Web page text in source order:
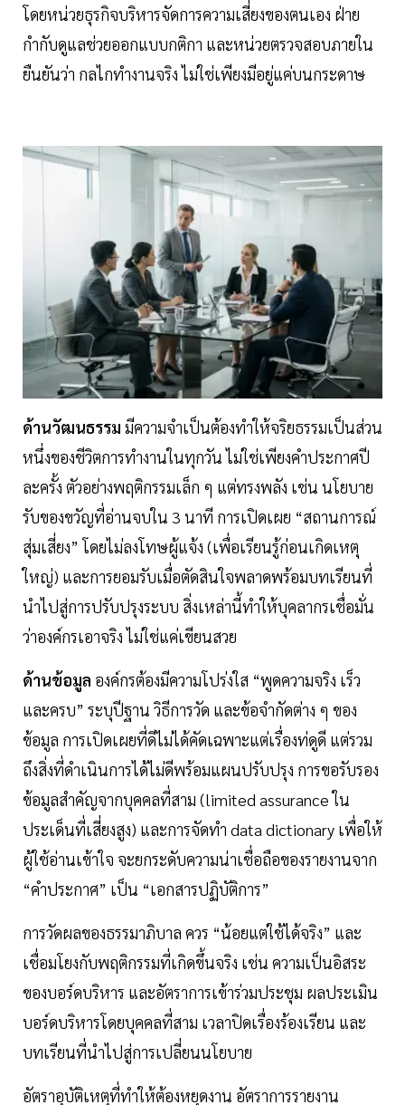
โดยหน่วยธุรกิจบริหารจัดการความเสี่ยงของตนเอง ฝ่าย
กำกับดูแลช่วยออกแบบกติกา และหน่วยตรวจสอบภายใน
ยืนยันว่า กลไกทำงานจริง ไม่ใช่เพียงมีอยู่แค่บนกระดาษ
ด้านวัฒนธรรม มีความจำเป็นต้องทำให้จริยธรรมเป็นส่วน
หนึ่งของชีวิตการทำงานในทุกวัน ไม่ใช่เพียงคำประกาศปี
ละครั้ง ตัวอย่างพฤติกรรมเล็ก ๆ แต่ทรงพลัง เช่น นโยบาย
รับของขวัญที่อ่านจบใน 3 นาที การเปิดเผย “สถานการณ์
สุ่มเสี่ยง” โดยไม่ลงโทษผู้แจ้ง (เพื่อเรียนรู้ก่อนเกิดเหตุ
ใหญ่) และการยอมรับเมื่อตัดสินใจพลาดพร้อมบทเรียนที่
นำไปสู่การปรับปรุงระบบ สิ่งเหล่านี้ทำให้บุคลากรเชื่อมั่น
ว่าองค์กรเอาจริง ไม่ใช่แค่เขียนสวย
ด้านข้อมูล องค์กรต้องมีความโปร่งใส “พูดความจริง เร็ว
และครบ” ระบุปีฐาน วิธีการวัด และข้อจำกัดต่าง ๆ ของ
ข้อมูล การเปิดเผยที่ดีไม่ได้คัดเฉพาะแต่เรื่องท่ดูดี แต่รวม
ถึงสิ่งที่ดำเนินการได้ไม่ดีพร้อมแผนปรับปรุง การขอรับรอง
ข้อมูลสำคัญจากบุคคลที่สาม (limited assurance ใน
ประเด็นที่เสี่ยงสูง) และการจัดทำ data dictionary เพื่อให้
ผู้ใช้อ่านเข้าใจ จะยกระดับความน่าเชื่อถือของรายงานจาก
“คำประกาศ” เป็น “เอกสารปฏิบัติการ”
การวัดผลของธรรมาภิบาล ควร “น้อยแต่ใช้ได้จริง” และ
เชื่อมโยงกับพฤติกรรมที่เกิดขึ้นจริง เช่น ความเป็นอิสระ
ของบอร์ดบริหาร และอัตราการเข้าร่วมประชุม ผลประเมิน
บอร์ดบริหารโดยบุคคลที่สาม เวลาปิดเรื่องร้องเรียน และ
บทเรียนที่นำไปสู่การเปลี่ยนนโยบาย
อัตราอุบัติเหตุที่ทำให้ต้องหยุดงาน อัตราการรายงาน